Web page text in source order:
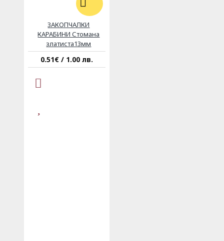
ЗАКОПЧАЛКИ
КАРАБИНИ Стомана
златиста13мм
0.51€ / 1.00 лв.